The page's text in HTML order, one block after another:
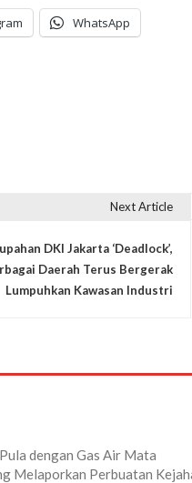
WhatsApp
Next Article
DKI Jakarta ‘Deadlock’,
Daerah Terus Bergerak
Lumpuhkan Kawasan Industri
dengan Gas Air Mata
Melaporkan Perbuatan